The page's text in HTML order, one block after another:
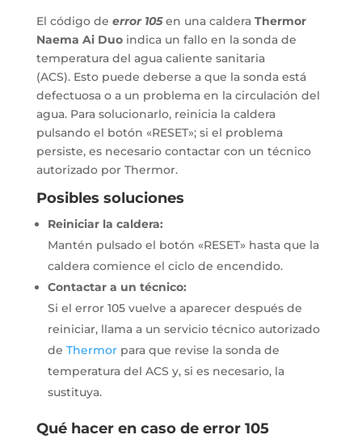
El código de error 105en una calderaThermor
Naema Ai Duoindica un fallo en la sonda de
temperatura del agua caliente sanitaria
(ACS). Esto puede deberse a que la sonda está
defectuosa o a un problema en la circulación del
agua. Para solucionarlo, reinicia la caldera
pulsando el botón «RESET»; si el problema
persiste, es necesario contactar con un técnico
autorizado por Thermor.
Posibles soluciones
Reiniciar la caldera:
Mantén pulsado el botón «RESET» hasta que la
caldera comience el ciclo de encendido.
Contactar a un técnico:
Si el error 105 vuelve a aparecer después de
reiniciar, llama a un servicio técnico autorizado
de Thermorpara que revise la sonda de
temperatura del ACS y, si es necesario, la
sustituya.
Qué hacer en caso de error 105